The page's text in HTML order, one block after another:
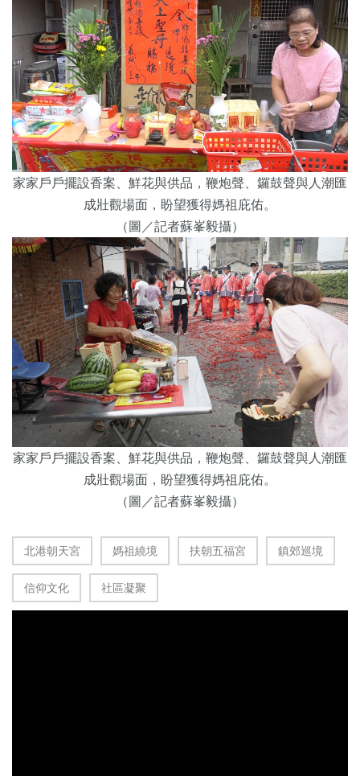
家家戶戶擺設香案、鮮花與供品，鞭炮聲、鑼鼓聲與人潮匯
成壯觀場面，盼望獲得媽祖庇佑。
（圖／記者蘇峯毅攝）
家家戶戶擺設香案、鮮花與供品，鞭炮聲、鑼鼓聲與人潮匯
成壯觀場面，盼望獲得媽祖庇佑。
（圖／記者蘇峯毅攝）
北港朝天宮 媽祖繞境 扶朝五福宮 鎮郊巡境
信仰文化 社區凝聚